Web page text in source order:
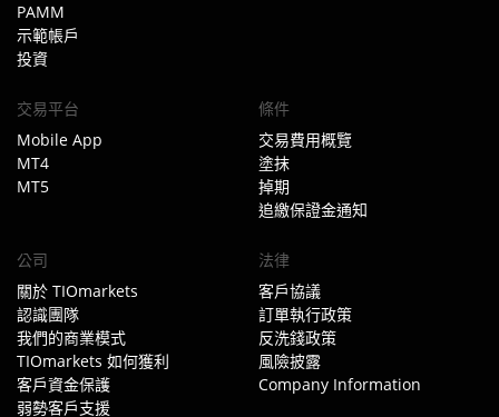
PAMM
示範帳戶
投資
交易平台
Mobile App
MT4
MT5
條件
交易費用概覽
塗抹
掉期
追繳保證金通知
公司
關於 TIOmarkets
認識團隊
我們的商業模式
TIOmarkets 如何獲利
客戶資金保護
弱勢客戶支援
法律
客戶協議
訂單執行政策
反洗錢政策
風險披露
Company Information